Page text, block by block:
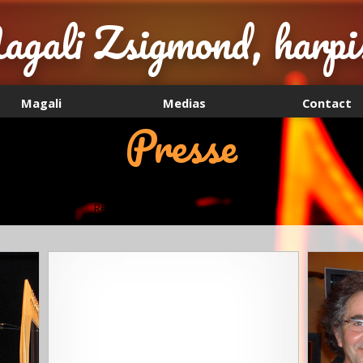
Zsigmond,
Magali Medias Contact
Presse
Retrouvez Magali dans la presse.